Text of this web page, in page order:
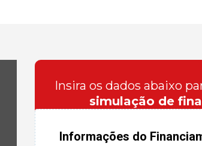
Insira os dados abaixo
simulação de
Informações do